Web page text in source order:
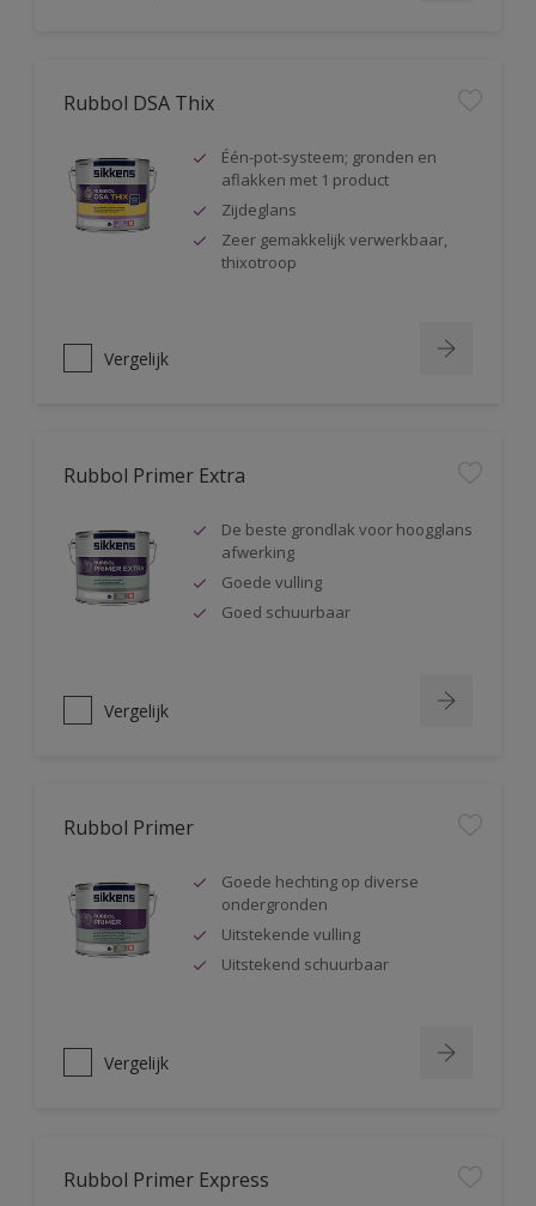
Rubbol DSA Thix
Één-pot-systeem; gronden en
aflakken met 1 product
Zijdeglans
Zeer gemakkelijk verwerkbaar,
thixotroop
Vergelijk
Rubbol Primer Extra
De beste grondlak voor hoogglans
afwerking
Goede vulling
Goed schuurbaar
Vergelijk
Rubbol Primer
Goede hechting op diverse
ondergronden
Uitstekende vulling
Uitstekend schuurbaar
Vergelijk
Rubbol Primer Express